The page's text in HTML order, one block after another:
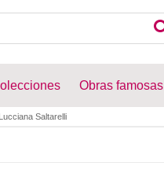
Obras famosas
Lucciana Saltarelli